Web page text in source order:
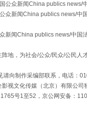
公众新闻China publics
新闻China publics news/
闻China publics news/中
地，为社会/公众/民众/公民
向制作采编部联系，电话：
视文化传媒（北京）有限公司
号1至52，京公网安备：